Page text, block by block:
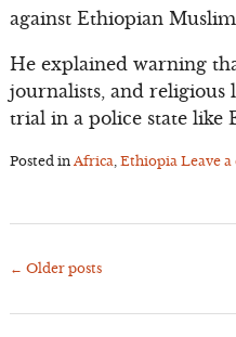
against Ethiopian
He explained warning
journalists, and religious
trial in a police state like
Posted in Africa, Ethiopia Leave
Posts
← Older posts